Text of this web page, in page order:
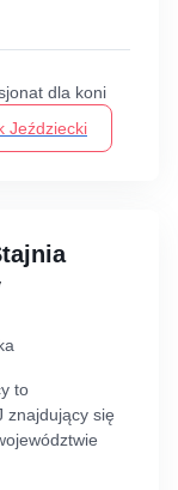
dla koni
Jeździecki
to
znajdujący się